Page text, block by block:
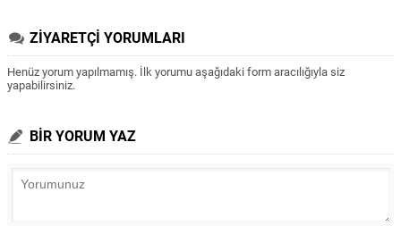
ZİYARETÇİ YORUMLARI
Henüz yorum yapılmamış. İlk yorumu aşağıdaki form aracılığıyla siz
yapabilirsiniz.
BİR YORUM YAZ